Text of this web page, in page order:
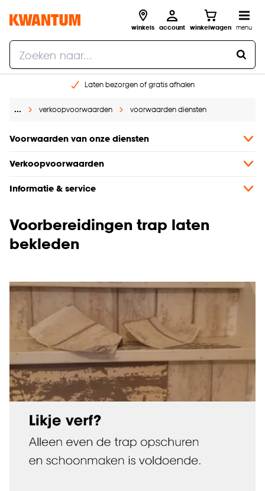
winkels account winkelwagen menu
Laten bezorgen of gratis afhalen
Gratis raam advies en opmeten aan huis
… verkoopvoorwaarden voorwaarden diensten
Voorwaarden van onze diensten
Verkoopvoorwaarden
Informatie & service
Voorbereidingen trap laten
bekleden